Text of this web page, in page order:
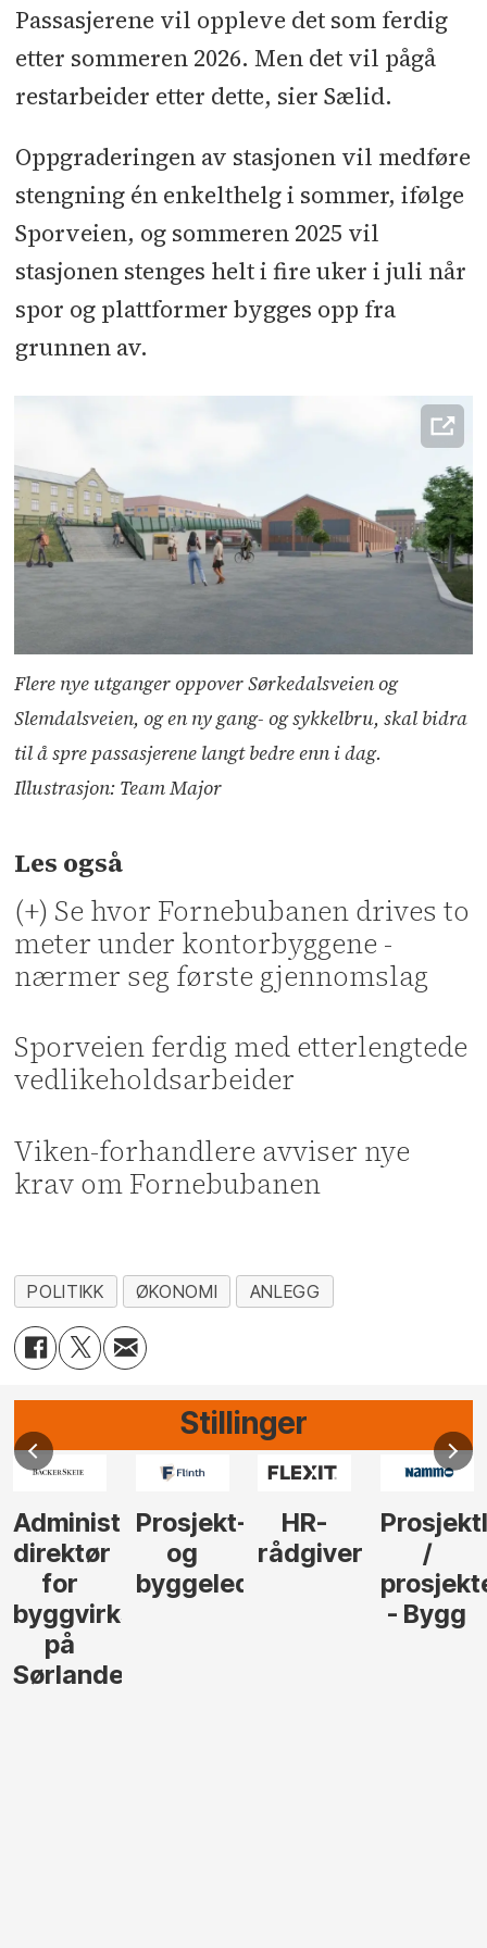
Passasjerene vil oppleve det som ferdig
etter sommeren 2026. Men det vil pågå
restarbeider etter dette, sier Sælid.
Oppgraderingen av stasjonen vil medføre
stengning én enkelthelg i sommer, ifølge
Sporveien, og sommeren 2025 vil
stasjonen stenges helt i fire uker i juli når
spor og plattformer bygges opp fra
grunnen av.
Flere nye utganger oppover Sørkedalsveien og
Slemdalsveien, og en ny gang- og sykkelbru, skal bidra
til å spre passasjerene langt bedre enn i dag.
Illustrasjon: Team Major
Les også
(+) Se hvor Fornebubanen drives to
meter under kontorbyggene -
nærmer seg første gjennomslag
Sporveien ferdig med etterlengtede
vedlikeholdsarbeider
Viken-forhandlere avviser nye
krav om Fornebubanen
POLITIKK ØKONOMI ANLEGG
Stillinger
Administrerende
direktør
for
byggvirksomhet
på
Sørlandet
Prosjekt-
og
byggeleder
HR-
rådgiver
/
- Bygg